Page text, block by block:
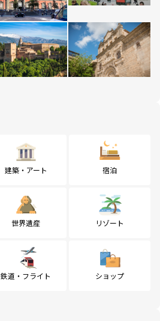
建築・アート 宿泊
世界遺産 リゾート
鉄道・フライト ショップ